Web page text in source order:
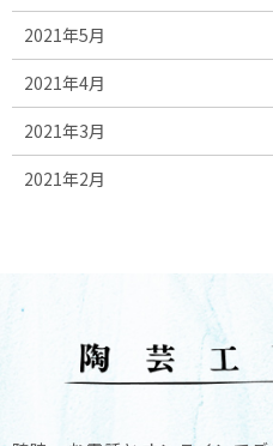
2021年5月
2021年4月
2021年3月
2021年2月